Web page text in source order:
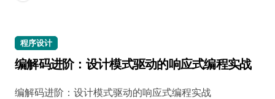
程序设计
编解码进阶：设计模式驱动的响应式编程实战
编解码进阶：设计模式驱动的响应式编程实战